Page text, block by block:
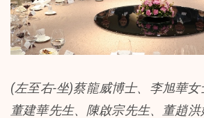
(左至右-坐)蔡龍威博士、李旭華女
董建華先生、陳啟宗先生、董趙